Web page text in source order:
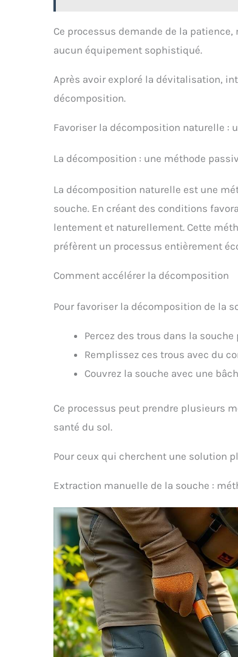
Ce processus demande de la
aucun équipement sophistiqué.
Après avoir exploré la dévitalisation,
décomposition.
Favoriser la décomposition naturelle :
La décomposition : une méthode
La décomposition naturelle est une
souche. En créant des conditions
lentement et naturellement. Cette
préfèrent un processus entièrement
Comment accélérer la décomposition
Pour favoriser la décomposition de la
Percez des trous dans la
Remplissez ces trous avec du
Couvrez la souche avec une
Ce processus peut prendre plusieurs
santé du sol.
Pour ceux qui cherchent une solution
Extraction manuelle de la souche :